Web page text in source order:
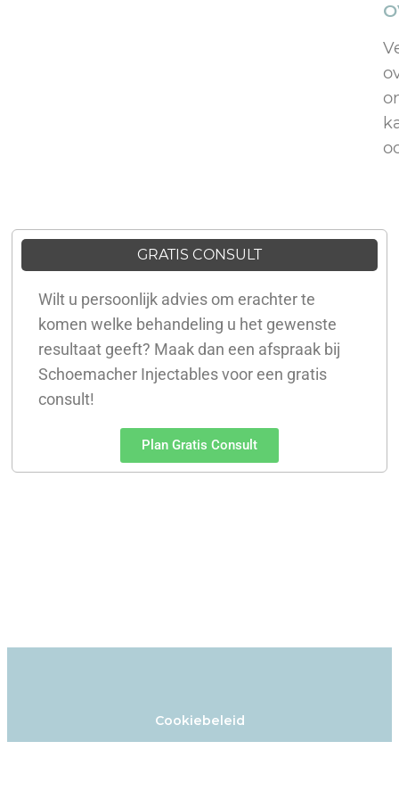
GRATIS CONSULT
Wilt u persoonlijk advies om erachter te
komen welke behandeling u het gewenste
resultaat geeft? Maak dan een afspraak bij
Schoemacher Injectables voor een gratis
consult!
Plan Gratis Consult
Cookiebeleid